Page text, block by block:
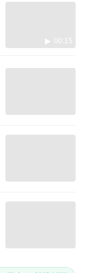
00:15